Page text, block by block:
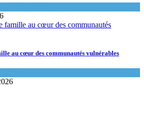
au cœur des communautés vulnérables